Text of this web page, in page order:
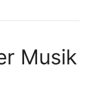
Musik